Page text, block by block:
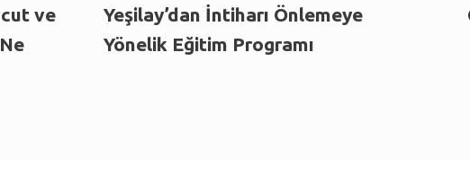
ve
Yeşilay’dan İntiharı Önlemeye
Yönelik Eğitim Programı